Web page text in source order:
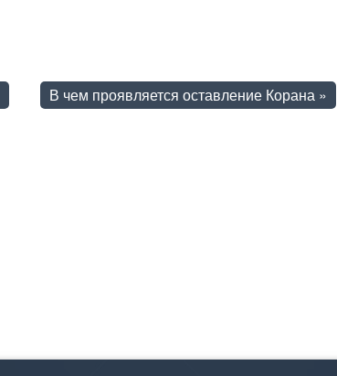
В чем проявляется оставление Корана »